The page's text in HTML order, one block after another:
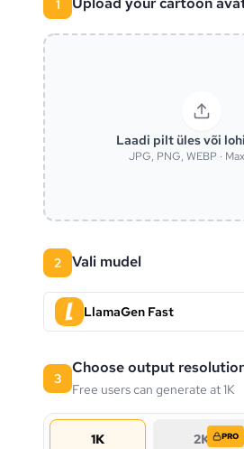
1
Laadi pilt üles või
JPG, PNG, WEBP ·
2 Vali mudel
LlamaGen Fast
3
Choose output
Free users can generate at 1K
1K PRO
2K